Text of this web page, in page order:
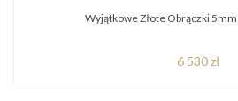
Wyjątkowe Złote Obrączki
6 530 zł